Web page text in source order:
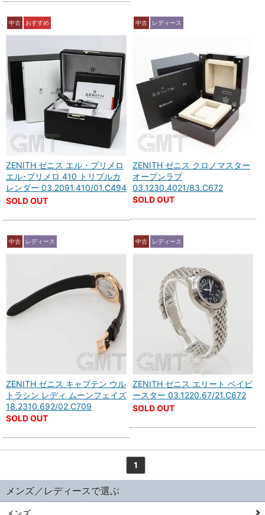
中古 おすすめ
ZENITH ゼニス エル・プリメロ
エル･プリメロ 410 トリプルカ
レンダー 03.2091.410/01.C494
SOLD OUT
中古 レディース
ZENITH ゼニス クロノマスター
オープンラブ
03.1230.4021/83.C672
SOLD OUT
中古 レディース
ZENITH ゼニス キャプテン ウル
トラシン レディ ムーンフェイズ
18.2310.692/02.C709
SOLD OUT
中古 レディース
ZENITH ゼニス エリート ベイビ
ースター 03.1220.67/21.C672
SOLD OUT
1
メンズ／レディースで選ぶ
メンズ